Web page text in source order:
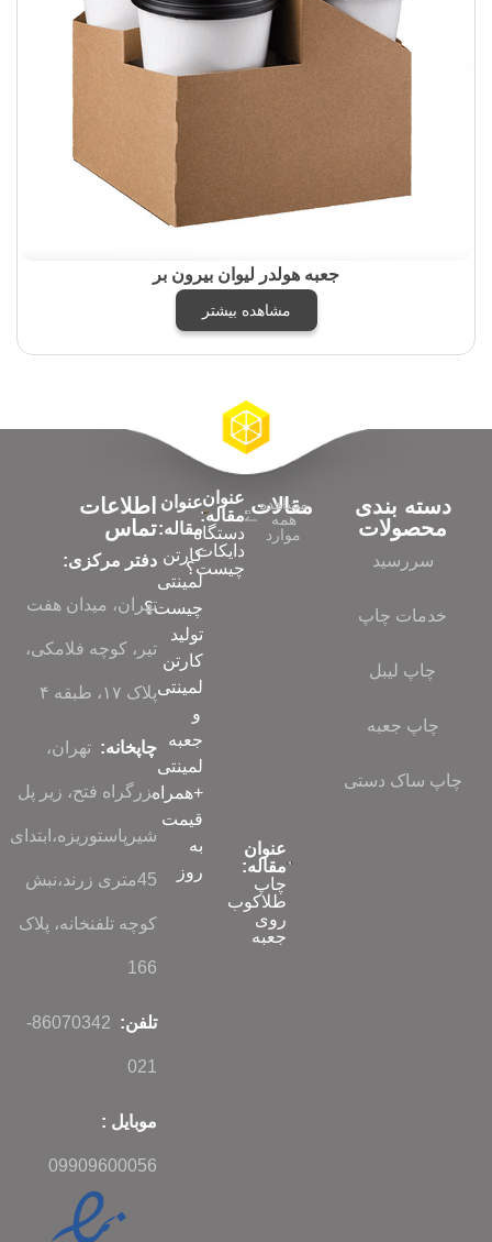
جعبه هولدر لیوان بیرون بر
مشاهده بیشتر
دسته بندی
محصولات
سررسید
خدمات چاپ
چاپ لیبل
چاپ جعبه
چاپ ساک دستی
مقالات
مشاهده
همه
موارد
عنوان
مقاله:
چاپ
طلاکوب
روی
جعبه
عنوان
مقاله:
دستگاه
دایکات
چیست؟
عنوان
مقاله:
کارتن
لمینتی
چیست؟
تولید
کارتن
لمینتی
و
جعبه
لمینتی
+همراه
قیمت
به
روز
اطلاعات
تماس
دفتر مرکزی:
تهران، میدان هفت
تیر، کوچه فلامکی،
پلاک ۱۷، طبقه ۴
چاپخانه: تهران،
بزرگراه فتح، زیر پل
شیرپاستوریزه،ابتدای
45متری زرند،نبش
کوچه تلفنخانه، پلاک
166
تلفن: 86070342-
021
موبایل :
09909600056